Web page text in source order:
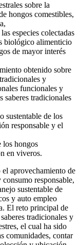
sobre la
hongos comestibles,
especies colectadas
biológico alimenticio
de mayor interés
obtenido sobre
y
funcionales y
saberes tradicionales
sustentable de los
responsable y el
los hongos
en viveros.
aprovechamiento de
responsable,
sustentable de
y auto empleo
El reto principal de
tradicionales y
el cual ha sido
comunidades, contar